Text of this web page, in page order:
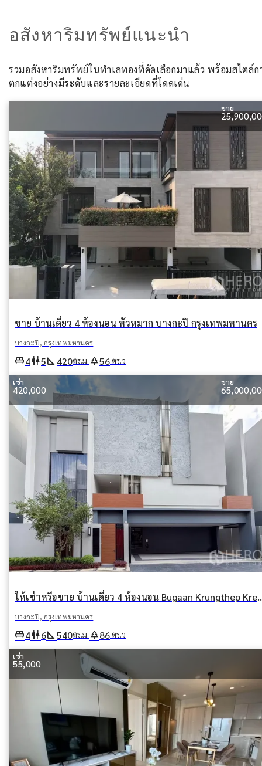
อสังหาริมทรัพย์แนะนำ
รวมอสังหาริมทรัพย์ในทำเลทองที่คัดเลือกมาแล้ว พร้อมสไตล์ก
ตกแต่งอย่างมีระดับและรายละเอียดที่โดดเด่น
ขาย
ขาย บ้านเดี่ยว 4 ห้องนอน หัวหมาก บางกะปิ กรุงเทพมหานคร
บางกะปิ, กรุงเทพมหานคร
king_bed4wc5square_foot 420ตร.ม. park56 ตร.ว
เช่า
420,000
ขาย
ให้เช่าหรือขาย บ้านเดี่ยว 4 ห้องนอน
บางกะปิ, กรุงเทพมหานคร
king_bed4wc6square_foot540ตร.ม. park86 ตร.ว
เช่า
55,000